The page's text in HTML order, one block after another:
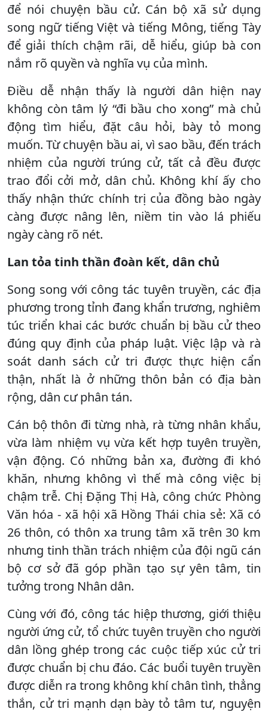
để nói chuyện bầu cử. Cán bộ xã sử dụng
song ngữ tiếng Việt và tiếng Mông, tiếng Tày
để giải thích chậm rãi, dễ hiểu, giúp bà con
nắm rõ quyền và nghĩa vụ của mình.
Điều dễ nhận thấy là người dân hiện nay
không còn tâm lý “đi bầu cho xong” mà chủ
động tìm hiểu, đặt câu hỏi, bày tỏ mong
muốn. Từ chuyện bầu ai, vì sao bầu, đến trách
nhiệm của người trúng cử, tất cả đều được
trao đổi cởi mở, dân chủ. Không khí ấy cho
thấy nhận thức chính trị của đồng bào ngày
càng được nâng lên, niềm tin vào lá phiếu
ngày càng rõ nét.
Lan tỏa tinh thần đoàn kết, dân chủ
Song song với công tác tuyên truyền, các địa
phương trong tỉnh đang khẩn trương, nghiêm
túc triển khai các bước chuẩn bị bầu cử theo
đúng quy định của pháp luật. Việc lập và rà
soát danh sách cử tri được thực hiện cẩn
thận, nhất là ở những thôn bản có địa bàn
rộng, dân cư phân tán.
Cán bộ thôn đi từng nhà, rà từng nhân khẩu,
vừa làm nhiệm vụ vừa kết hợp tuyên truyền,
vận động. Có những bản xa, đường đi khó
khăn, nhưng không vì thế mà công việc bị
chậm trễ. Chị Đặng Thị Hà, công chức Phòng
Văn hóa - xã hội xã Hồng Thái chia sẻ: Xã có
26 thôn, có thôn xa trung tâm xã trên 30 km
nhưng tinh thần trách nhiệm của đội ngũ cán
bộ cơ sở đã góp phần tạo sự yên tâm, tin
tưởng trong Nhân dân.
Cùng với đó, công tác hiệp thương, giới thiệu
người ứng cử, tổ chức tuyên truyền cho người
dân lồng ghép trong các cuộc tiếp xúc cử tri
được chuẩn bị chu đáo. Các buổi tuyên truyền
được diễn ra trong không khí chân tình, thẳng
thắn, cử tri mạnh dạn bày tỏ tâm tư, nguyện